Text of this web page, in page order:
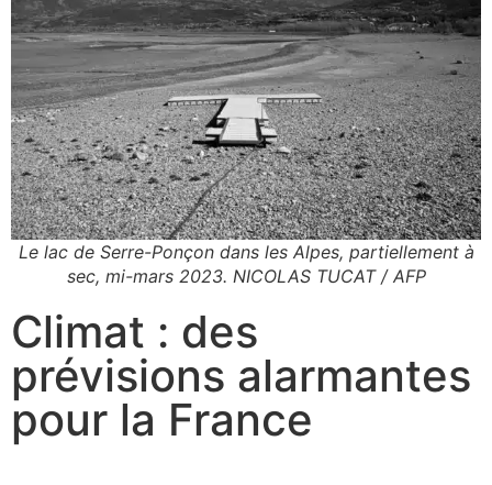
Le lac de Serre-Ponçon dans les Alpes, partiellement à
sec, mi-mars 2023. NICOLAS TUCAT / AFP
Climat : des
prévisions alarmantes
pour la France